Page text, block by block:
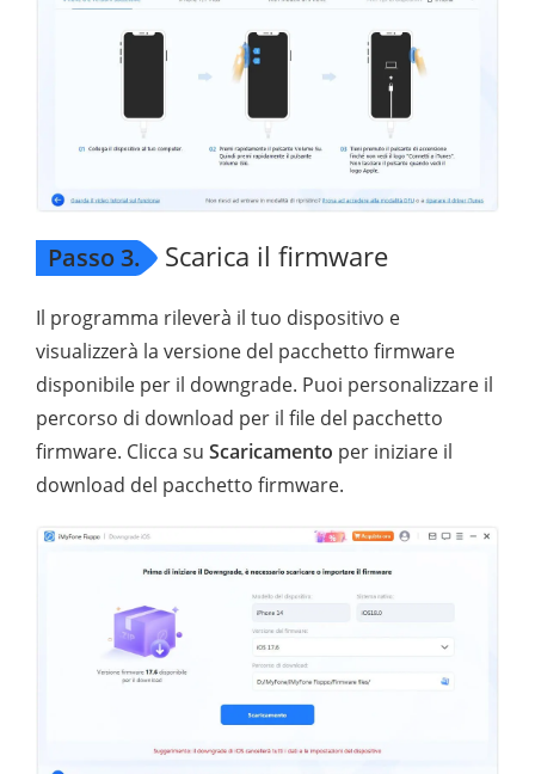
Passo 3. Scarica il firmware
Il programma rileverà il tuo dispositivo e
visualizzerà la versione del pacchetto firmware
disponibile per il downgrade. Puoi personalizzare il
percorso di download per il file del pacchetto
firmware. Clicca su Scaricamento per iniziare il
download del pacchetto firmware.